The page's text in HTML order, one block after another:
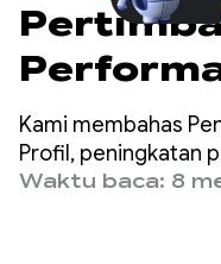
Kami membahas
Profil, peningkatan
dan pertimbangan
Waktu baca: 8